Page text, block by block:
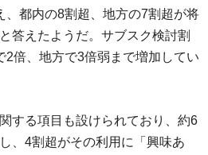
、都内の8割超、地方の7割超が将
答えたようだ。サブスク検討割
2倍、地方で3倍弱まで増加してい
する項目も設けられており、約6
、4割超がその利用に「興味あ